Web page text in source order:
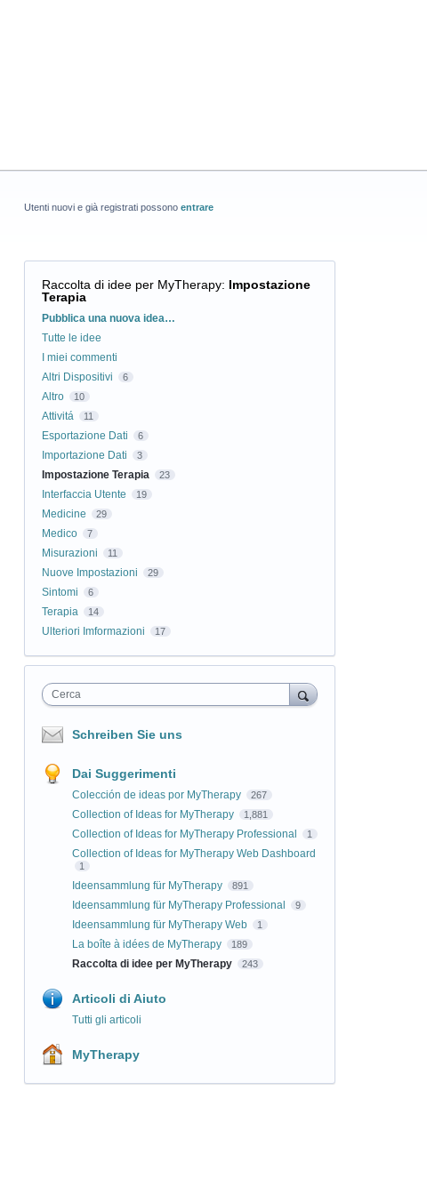
Utenti nuovi e già registrati possono entrare
Raccolta di idee per MyTherapy: Impostazione
Terapia
Categorie
Pubblica una nuova idea…
Tutte le idee
I miei commenti
Altri Dispositivi
6
Altro 10
Attivitá 11
Esportazione Dati 6
Importazione Dati 3
Impostazione Terapia 23
Interfaccia Utente 19
Medicine 29
Medico 7
Misurazioni 11
Nuove Impostazioni 29
Sintomi 6
Terapia 14
Ulteriori Imformazioni 17
Cerca
Schreiben Sie uns
Dai Suggerimenti
Colección de ideas por MyTherapy 267
Collection of Ideas for MyTherapy 1,881
Collection of Ideas for MyTherapy Professional 1
Collection of Ideas for MyTherapy Web Dashboard
1
Ideensammlung für MyTherapy 891
Ideensammlung für MyTherapy Professional 9
Ideensammlung für MyTherapy Web 1
La boîte à idées de MyTherapy 189
Raccolta di idee per MyTherapy 243
Articoli di Aiuto
Tutti gli articoli
MyTherapy